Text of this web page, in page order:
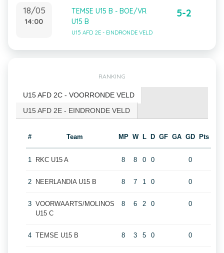
18/05
14:00
TEMSE U15 B - BOE/VR
U15 B
U15 AFD 2E - EINDRONDE VELD
5-2
RANKING
U15 AFD 2C - VOORRONDE VELD
U15 AFD 2E - EINDRONDE VELD
# Team MP W L D GF GA GD Pts
1 RKC U15 A 8 8 0 0 0
2 NEERLANDIA U15 B 8 7 1 0 0
3 VOORWAARTS/MOLINOS
U15 C
8 6 2 0 0
4 TEMSE U15 B 8 3 5 0 0